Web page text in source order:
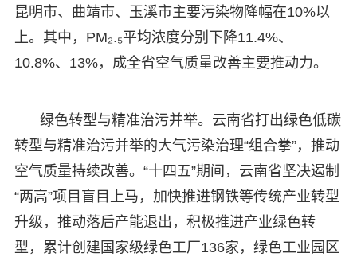
昆明市、曲靖市、玉溪市主要污染物降幅在10%以
上。其中， PM₂.₅平均浓度分别下降11.4%、
10.8%、13%，成全省空气质量改善主要推动力。
绿色转型与精准治污并举。云南省打出绿色低碳
转型与精准治污并举的大气污染治理“组合拳”，推动
空气质量持续改善。“十四五”期间，云南省坚决遏制
“两高”项目盲目上马，加快推进钢铁等传统产业转型
升级，推动落后产能退出，积极推进产业绿色转
型，累计创建国家级绿色工厂136家，绿色工业园区